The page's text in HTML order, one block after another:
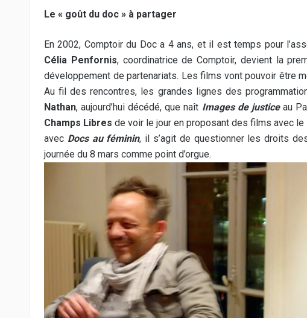
Le « goût du doc » à partager
En 2002, Comptoir du Doc a 4 ans, et il est temps pour
Célia Penfornis, coordinatrice de Comptoir, devient la
développement de partenariats. Les films vont pouvoir être
Au fil des rencontres, les grandes lignes des
Nathan, aujourd’hui décédé, que naît Images de justiceau
Champs Libres de voir le jour en proposant des films avec
avec Docs au féminin, il s’agit de questionner les droits
journée du 8 mars comme point d’orgue.